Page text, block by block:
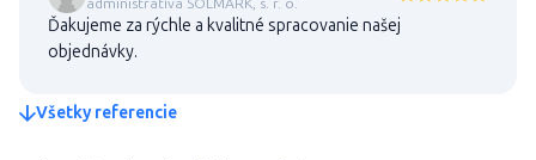
Ďakujeme za rýchle a kvalitné spracovanie našej
objednávky.
Všetky referencie